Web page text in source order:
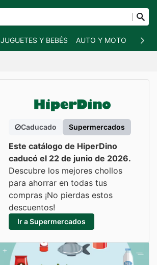
JUGUETES Y BEBÉS AUTO Y MOTO
Caducado Supermercados
Este catálogo de HiperDino
caducó el 22 de junio de 2026.
Descubre los mejores chollos
para ahorrar en todas tus
compras ¡No pierdas estos
descuentos!
Ir a Supermercados